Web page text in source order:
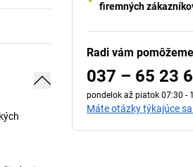
firemných
Radi vám pomôžeme
037 – 65 23
pondelok až piatok 07:30 -
Máte otázky týkajúce